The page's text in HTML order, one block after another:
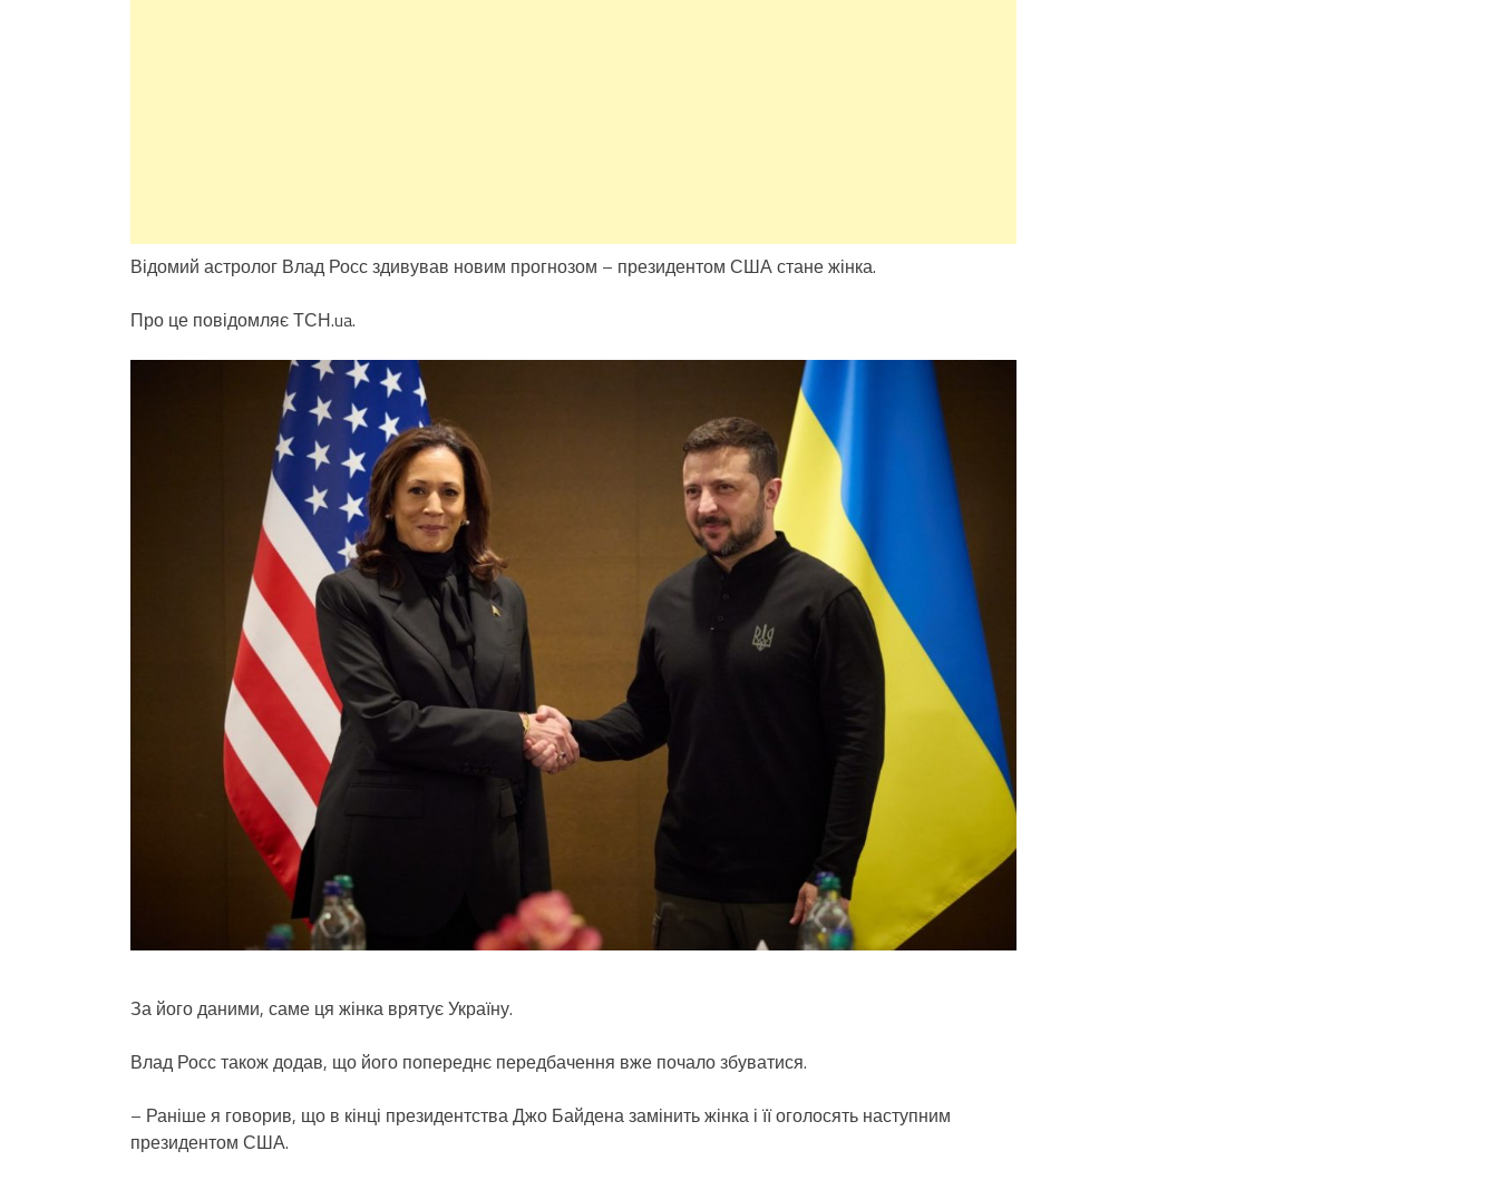
Відомий астролог Влад Росс здивував новим прогнозом – президентом США стане жінка.
Про це повідомляє ТСН.ua.
За його даними, саме ця жінка врятує Україну.
Влад Росс також додав, що його попереднє передбачення вже почало збуватися.
– Раніше я говорив, що в кінці президентства Джо Байдена замінить жінка і її оголосять наступним
президентом США.